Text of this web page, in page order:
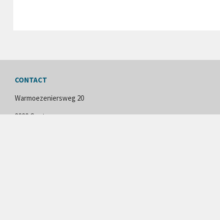
CONTACT
Warmoezeniersweg 20
9000 Gent